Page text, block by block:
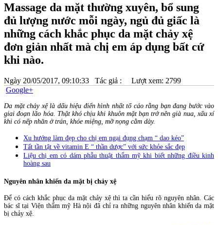
Massage da mặt thường xuyên, bổ sung
đủ lượng nước mỗi ngày, ngủ đủ giấc là
những cách khắc phục da mặt chảy xệ
đơn giản nhất mà chị em áp dụng bất cứ
khi nào.
Ngày 20/05/2017, 09:10:33 Tác giả :
Lượt xem: 2799
Google+
Da mặt chảy xệ là dấu hiệu điển hình nhất tố cáo rằng bạn đang bước vào
giai đoạn lão hóa. Thật khó chịu khi khuôn mặt bạn trở nên già nua, xấu xí
khi có nếp nhăn ở trán, khóe miệng, mỡ nọng cằm dày.
Xu hướng làm đẹp cho chị em ngại đụng chạm “ dao kéo”
Tất tần tật về vitamin E “ thần dược” với sức khỏe sắc đẹp
Liệu chị em có dám phẫu thuật thẩm mỹ khi biết những điều kinh
hoàng sau
Nguyên nhân khiến da mặt bị chảy xệ
Để có cách khắc phục da mặt chảy xệ thì ta cần hiểu rõ nguyên nhân. Các
bác sĩ tại Viện thẩm mỹ Hà nội đã chỉ ra những nguyên nhân khiến da mặt
bị chảy xệ.